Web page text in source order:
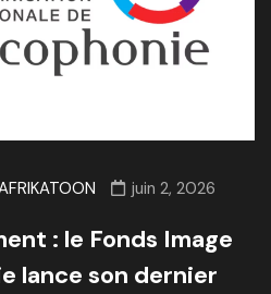
juin 2, 2026
: le Fonds Image
lance son dernier